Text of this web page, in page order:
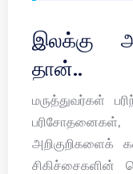
இலக்கு
தான்..
மருத்துவர்கள்
அறிகுறிகளைக்
சிகிச்சைகளின்